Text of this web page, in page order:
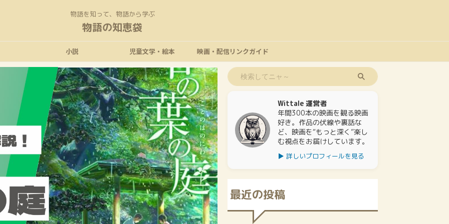
物語を知って、物語から学ぶ
物語の知恵袋
小説 児童文学・絵本 映画・配信リンクガイド
Wittale 運営者
年間300本の映画を観る映画
好き。作品の伏線や裏話な
ど、映画を“もっと深く”楽し
む視点をお届けしています。
▶ 詳しいプロフィールを見る
最近の投稿